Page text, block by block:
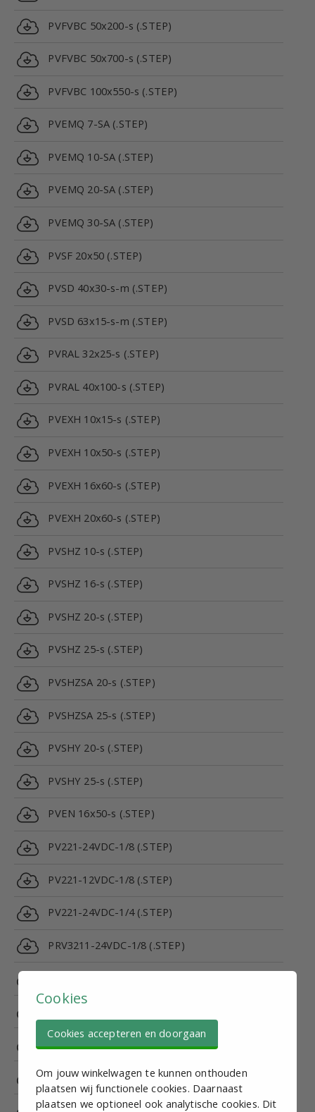
PVFVBC 50x200-s (.STEP)
PVFVBC 50x700-s (.STEP)
PVFVBC 100x550-s (.STEP)
PVEMQ 7-SA (.STEP)
PVEMQ 10-SA (.STEP)
PVEMQ 20-SA (.STEP)
PVEMQ 30-SA (.STEP)
PVSF 20x50 (.STEP)
PVSD 40x30-s-m (.STEP)
PVSD 63x15-s-m (.STEP)
PVRAL 32x25-s (.STEP)
PVRAL 40x100-s (.STEP)
PVEXH 10x15-s (.STEP)
PVEXH 10x50-s (.STEP)
PVEXH 16x60-s (.STEP)
PVEXH 20x60-s (.STEP)
PVSHZ 10-s (.STEP)
PVSHZ 16-s (.STEP)
PVSHZ 20-s (.STEP)
PVSHZ 25-s (.STEP)
PVSHZSA 20-s (.STEP)
PVSHZSA 25-s (.STEP)
PVSHY 20-s (.STEP)
PVSHY 25-s (.STEP)
PVEN 16x50-s (.STEP)
PV221-24VDC-1/8 (.STEP)
PV221-12VDC-1/8 (.STEP)
PV221-24VDC-1/4 (.STEP)
PRV3211-24VDC-1/8 (.STEP)
PRV3221H-24VDC-1/4 (.STEP)
PRV5211-24VDC-1/8 (.STEP)
PRV5221-24VDC-1/4 (.STEP)
Cookies
Cookies accepteren en doorgaan
Om jouw winkelwagen te kunnen onthouden
plaatsen wij functionele cookies. Daarnaast
plaatsen we optioneel ook analytische cookies. Dit